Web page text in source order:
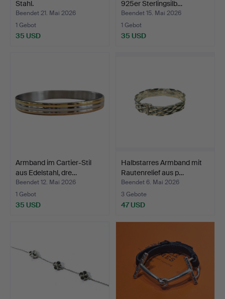
Stahl.
Beendet 21. Mai 2026
1 Gebot
35 USD
925er Sterlingsilb…
Beendet 15. Mai 2026
1 Gebot
35 USD
Armband im Cartier-Stil
aus Edelstahl, dre…
Beendet 12. Mai 2026
1 Gebot
35 USD
Halbstarres Armband mit
Rautenrelief aus p…
Beendet 6. Mai 2026
3 Gebote
47 USD